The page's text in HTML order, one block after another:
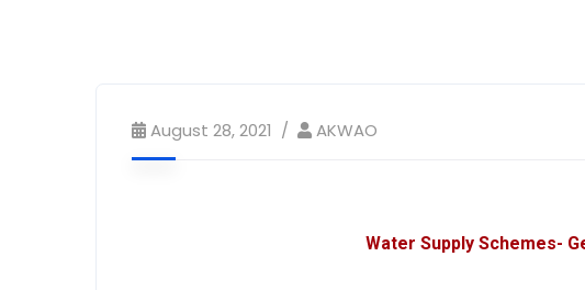
August 28, 2021 AKWAO
Water Supply Schemes-